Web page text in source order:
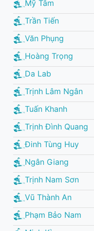
Mỹ Tâm
Trần Tiến
Văn Phụng
Hoàng Trọng
Da Lab
Trịnh Lâm Ngân
Tuấn Khanh
Trịnh Đình Quang
Đinh Tùng Huy
Ngân Giang
Trịnh Nam Sơn
Vũ Thành An
Phạm Bảo Nam